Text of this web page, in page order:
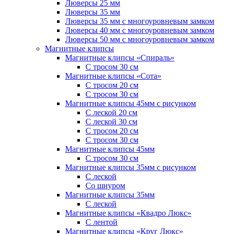
Люверсы 25 мм
Люверсы 35 мм
Люверсы 35 мм с многоуровневым замком
Люверсы 40 мм с многоуровневым замком
Люверсы 50 мм с многоуровневым замком
Магнитные клипсы
Магнитные клипсы «Спираль»
С тросом 30 см
Магнитные клипсы «Сота»
С тросом 20 см
С тросом 30 см
Магнитные клипсы 45мм с рисунком
С леской 20 см
С леской 30 см
С тросом 20 см
С тросом 30 см
Магнитные клипсы 45мм
С тросом 30 см
Магнитные клипсы 35мм с рисунком
С леской
Со шнуром
Магнитные клипсы 35мм
С леской
Магнитные клипсы «Квадро Люкс»
С лентой
Магнитные клипсы «Круг Люкс»